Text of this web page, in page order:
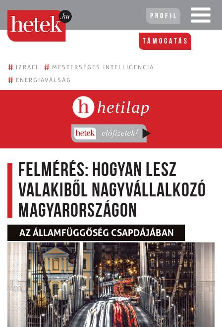
Profil
Támogatás
# IZRAEL # MESTERSÉGES INTELLIGENCIA
# ENERGIAVÁLSÁG
hetilap
Felmérés: Hogyan lesz
valakiből nagyvállalkozó
Magyarországon
AZ ÁLLAMFÜGGŐSÉG CSAPDÁJÁBAN